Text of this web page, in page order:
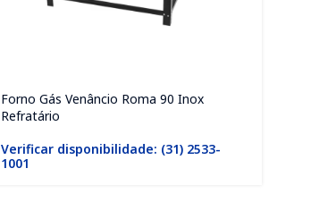
Forno Gás Venâncio Roma 90 Inox
Refratário
Verificar disponibilidade: (31) 2533-
1001